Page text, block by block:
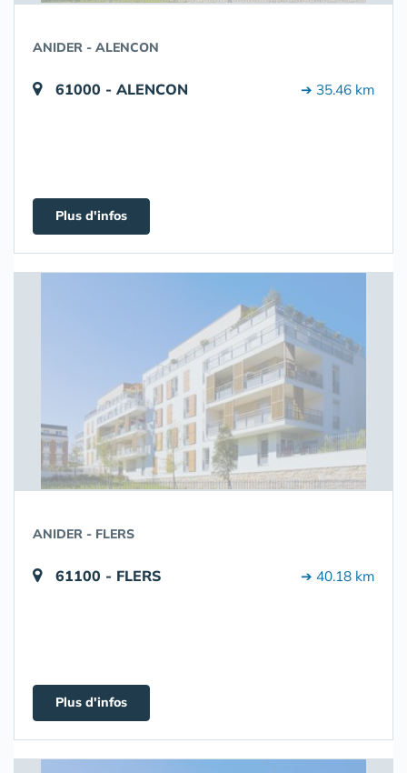
ANIDER - ALENCON
61000 - ALENCON ➔ 35.46 km
Plus d'infos
ANIDER - FLERS
61100 - FLERS ➔ 40.18 km
Plus d'infos